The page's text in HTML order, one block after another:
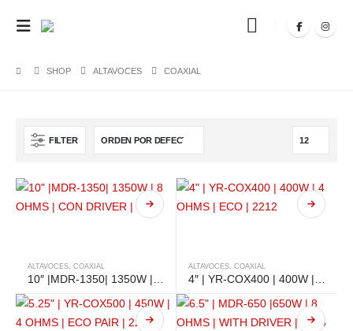
SHOP ALTAVOCES COAXIAL
FILTER
ALTAVOCES, COAXIAL
10″ |MDR-1350| 1350W | 8 OHMS | CON DRIVER | 5434
ALTAVOCES, COAXIAL
4″ | YR-COX400 | 400W | 4 OHMS | ECO | 2212